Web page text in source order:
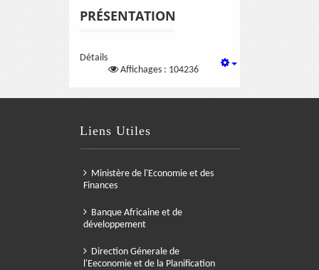
PRÉSENTATION
Détails
Affichages : 104236
Liens Utiles
Ministère de l'Economie et des
Finances
Banque Africaine et de
développement
Direction Génerale de
l'Eeconomie et de la Planification